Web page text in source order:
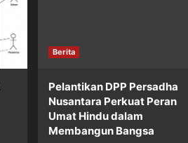
Berita
Pelantikan DPP Persadha
Nusantara Perkuat Peran
Umat Hindu dalam
Membangun Bangsa